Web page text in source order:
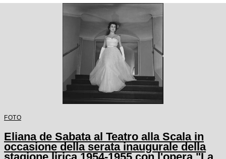
FOTO
Eliana de Sabata al Teatro alla Scala in
occasione della serata inaugurale della